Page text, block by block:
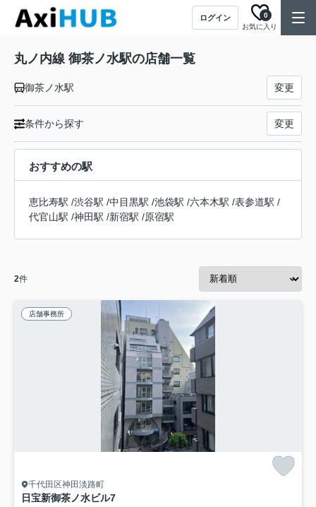
ログイン
お気に入り
0
丸ノ内線 御茶ノ水駅の店舗一覧
御茶ノ水駅 変更
条件から探す 変更
おすすめの駅
恵比寿駅 /渋谷駅 /中目黒駅 /池袋駅 /六本木駅 /表参道駅 /
代官山駅 /神田駅 /新宿駅 /原宿駅
2件
店舗事務所
千代田区神田淡路町
日宝新御茶ノ水ビル7